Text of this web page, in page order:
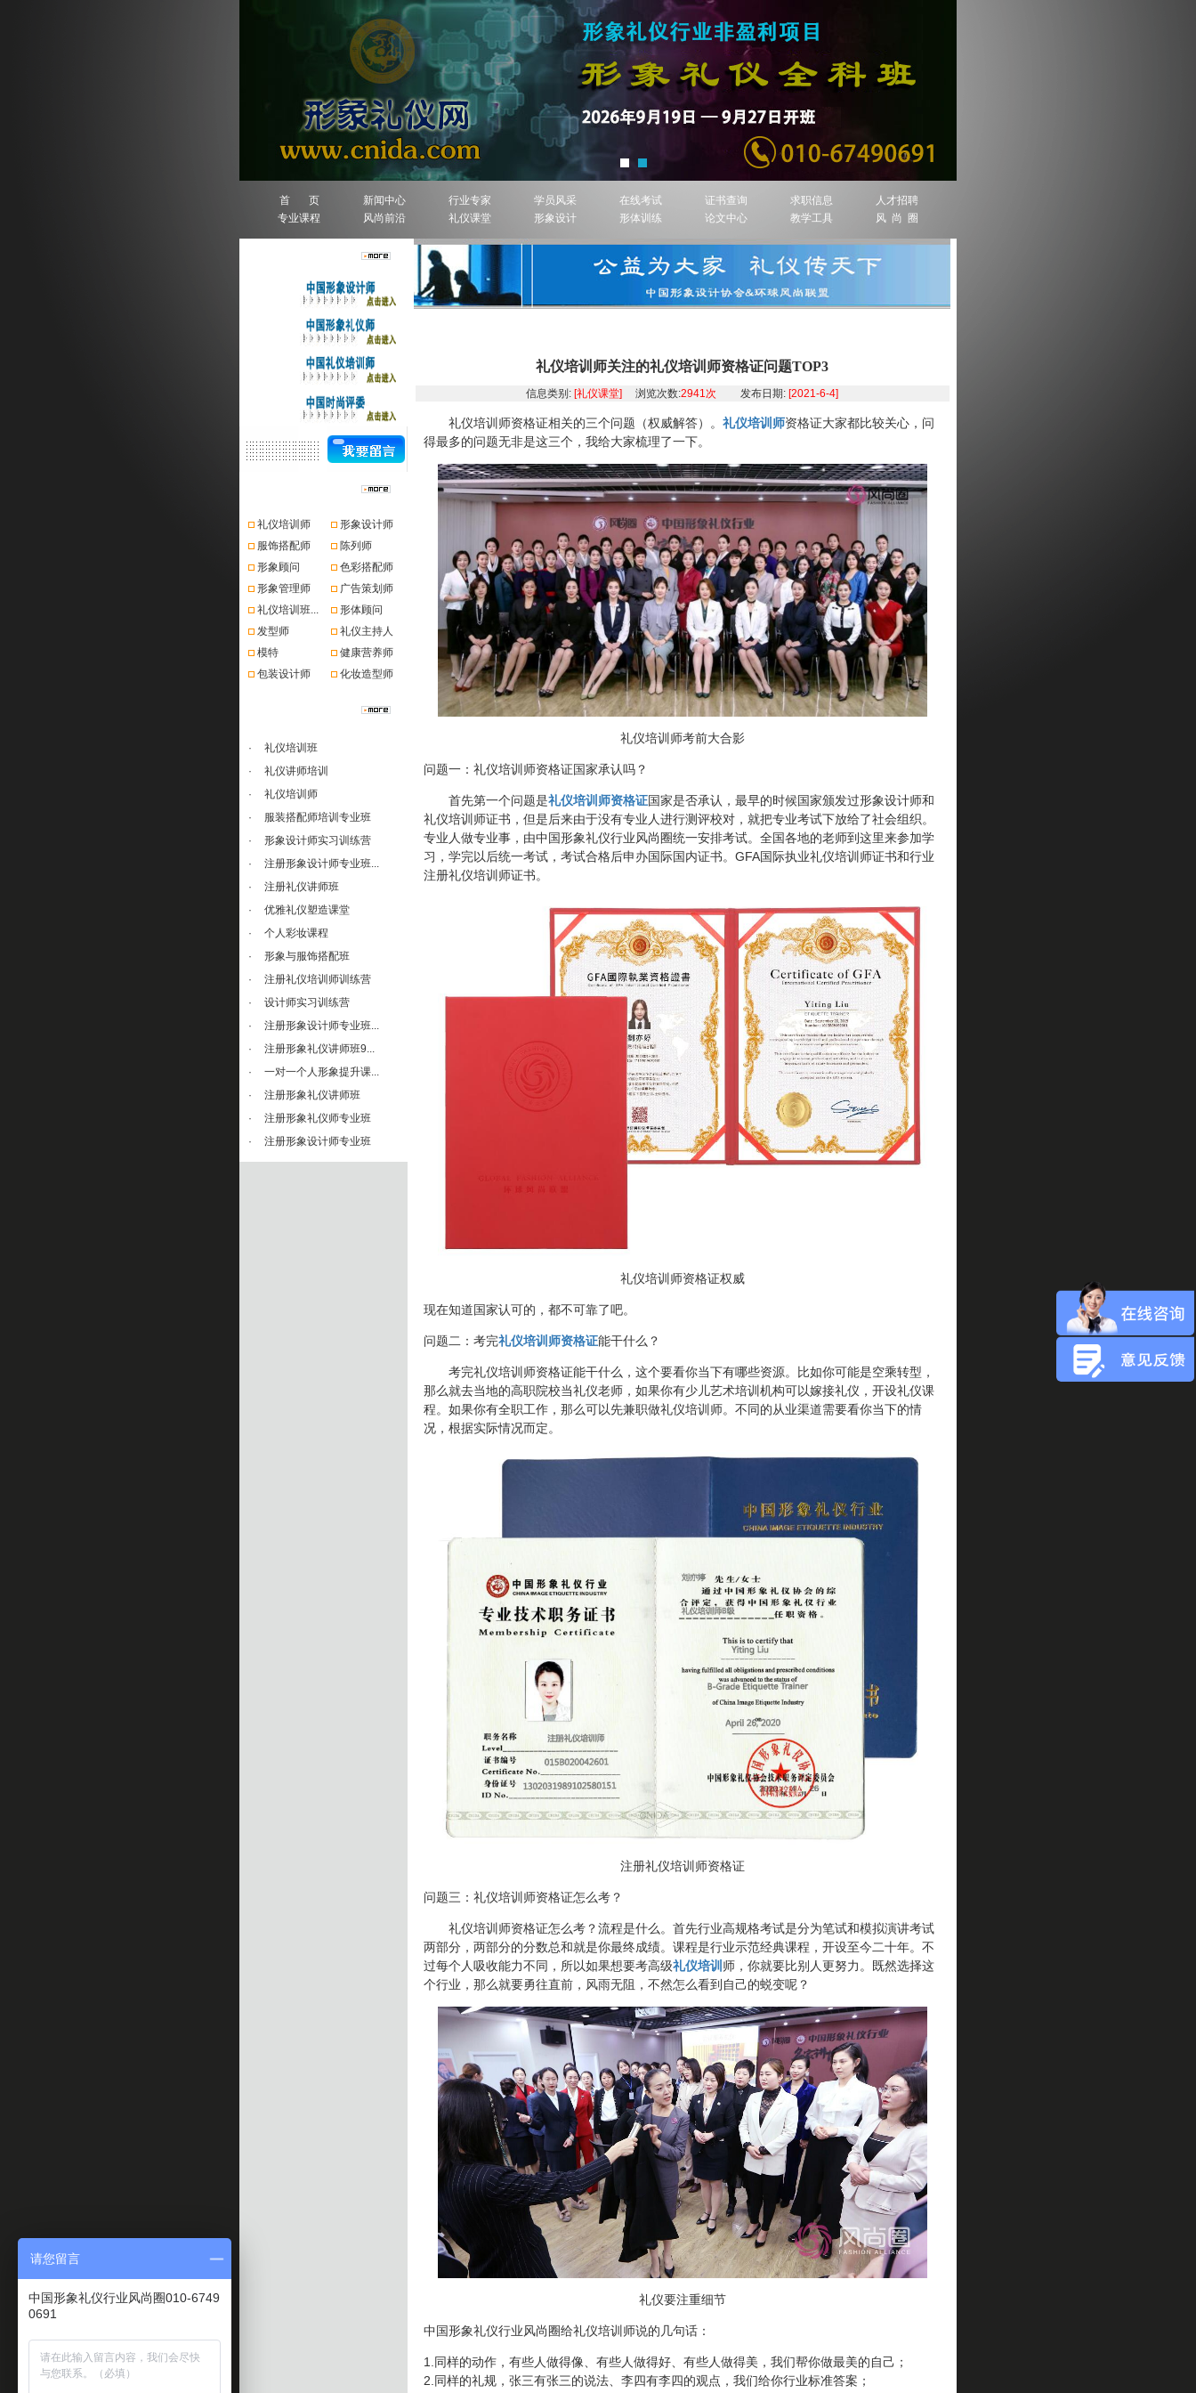
首 页 新闻中心 行业专家 学员风采 在线考试 证书查询 求职信息
人才招聘
专业课程
风尚前沿 礼仪课堂 形象设计 形体训练 论文中心 教学工具 风 尚 圈
礼仪培训师
形象设计师
服饰搭配师
陈列师
形象顾问
色彩搭配师
形象管理师
广告策划师
礼仪培训班...
形体顾问
发型师
礼仪主持人
模特
健康营养师
包装设计师
化妆造型师
·
礼仪培训班
·
礼仪讲师培训
·
礼仪培训师
·
服装搭配师培训专业班
·
形象设计师实习训练营
·
注册形象设计师专业班...
·
注册礼仪讲师班
·
优雅礼仪塑造课堂
·
个人彩妆课程
·
形象与服饰搭配班
·
注册礼仪培训师训练营
·
设计师实习训练营
·
注册形象设计师专业班...
·
注册形象礼仪讲师班9...
·
一对一个人形象提升课...
·
注册形象礼仪讲师班
·
注册形象礼仪师专业班
·
注册形象设计师专业班
礼仪培训师关注的礼仪培训师资格证问题TOP3
信息类别: [礼仪课堂] 浏览次数:2941次 发布日期: [2021-6-4]
礼仪培训师资格证相关的三个问题（权威解答）。 礼仪培训师资格证大家都比较关心，问
得最多的问题无非是这三个，我给大家梳理了一下。
礼仪培训师考前大合影
问题一：礼仪培训师资格证国家承认吗？
首先第一个问题是礼仪培训师资格证国家是否承认，最早的时候国家颁发过形象设计师和
礼仪培训师证书，但是后来由于没有专业人进行测评校对，就把专业考试下放给了社会组织。
专业人做专业事，由中国形象礼仪行业风尚圈统一安排考试。全国各地的老师到这里来参加学
习，学完以后统一考试，考试合格后申办国际国内证书。GFA国际执业礼仪培训师证书和行业
注册礼仪培训师证书。
礼仪培训师资格证权威
现在知道国家认可的，都不可靠了吧。
问题二：考完礼仪培训师资格证能干什么？
考完礼仪培训师资格证能干什么，这个要看你当下有哪些资源。比如你可能是空乘转型，
那么就去当地的高职院校当礼仪老师，如果你有少儿艺术培训机构可以嫁接礼仪，开设礼仪课
程。如果你有全职工作，那么可以先兼职做礼仪培训师。不同的从业渠道需要看你当下的情
况，根据实际情况而定。
注册礼仪培训师资格证
问题三：礼仪培训师资格证怎么考？
礼仪培训师资格证怎么考？流程是什么。首先行业高规格考试是分为笔试和模拟演讲考试
两部分，两部分的分数总和就是你最终成绩。课程是行业示范经典课程，开设至今二十年。不
过每个人吸收能力不同，所以如果想要考高级礼仪培训 师，你就要比别人更努力。既然选择这
个行业，那么就要勇往直前，风雨无阻，不然怎么看到自己的蜕变呢？
礼仪要注重细节
中国形象礼仪行业风尚圈给礼仪培训师说的几句话：
1.同样的动作，有些人做得像、有些人做得好、有些人做得美，我们帮你做最美的自己；
2.同样的礼规，张三有张三的说法、李四有李四的观点，我们给你行业标准答案；
请您留言
中国形象礼仪行业风尚圈010-6749
0691